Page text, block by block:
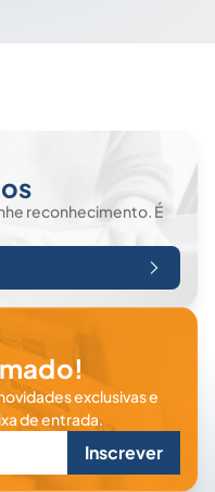
reconhecimento. É
exclusivas e
de entrada.
Inscrever